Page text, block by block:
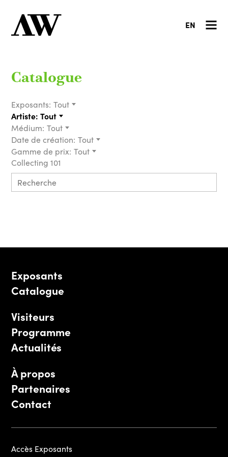
EN
Catalogue
Exposants: Tout
Artiste: Tout
Médium: Tout
Date de création: Tout
Gamme de prix: Tout
Collecting 101
Exposants
Catalogue
Visiteurs
Programme
Actualités
À propos
Partenaires
Contact
Accès Exposants